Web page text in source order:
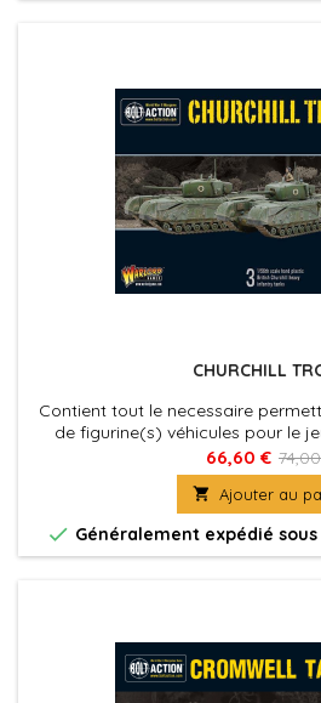
CHURCHILL
Contient tout le necessaire
de figurine(s) véhicules pour le
fournies avec leurs socles.
et à
66,60 €
 Ajouter au
 Généralement expédié sous